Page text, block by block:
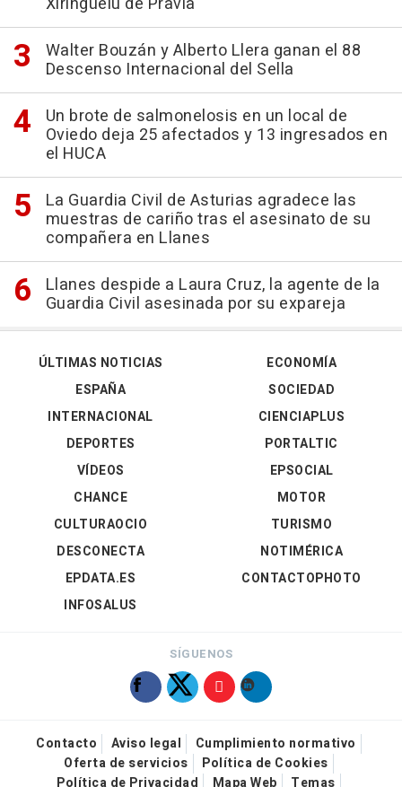
Walter Bouzán y Alberto Llera ganan el 88
Descenso Internacional del Sella
Un brote de salmonelosis en un local de
Oviedo deja 25 afectados y 13 ingresados en
el HUCA
La Guardia Civil de Asturias agradece las
muestras de cariño tras el asesinato de su
compañera en Llanes
Llanes despide a Laura Cruz, la agente de la
Guardia Civil asesinada por su expareja
ÚLTIMAS NOTICIAS
ESPAÑA
INTERNACIONAL
DEPORTES
VÍDEOS
ECONOMÍA
SOCIEDAD
CIENCIAPLUS
PORTALTIC
EPSOCIAL
CHANCE
CULTURAOCIO
DESCONECTA
EPDATA.ES
INFOSALUS
MOTOR
TURISMO
NOTIMÉRICA
CONTACTOPHOTO
SÍGUENOS
Contacto Aviso legal
Cumplimiento normativo
Oferta de servicios
Política de Cookies
Política de Privacidad
Mapa Web Temas